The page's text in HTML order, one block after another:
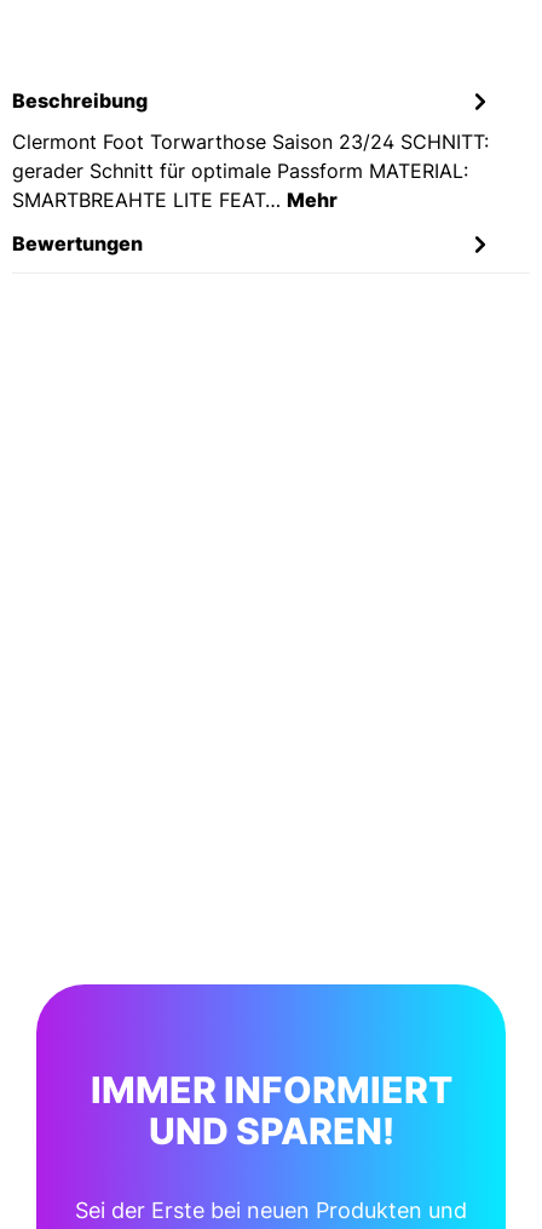
Beschreibung
Clermont Foot Torwarthose Saison 23/24 SCHNITT:
gerader Schnitt für optimale Passform MATERIAL:
SMARTBREAHTE LITE FEAT… Mehr
Bewertungen
IMMER INFORMIERT
UND SPAREN!
Sei der Erste bei neuen Produkten und